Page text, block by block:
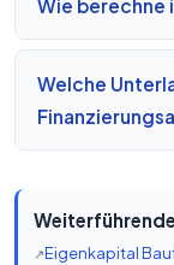
Wie berechne
Welche
Eigenkapital